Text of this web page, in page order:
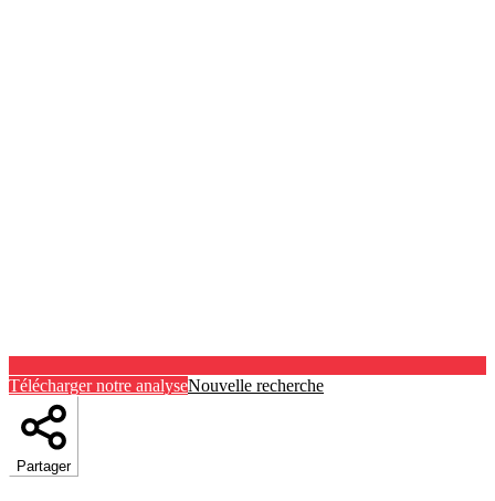
Télécharger notre analyseNouvelle recherche
Partager